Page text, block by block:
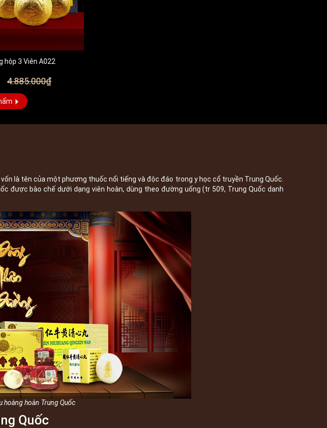
hộp 3 Viên A022
4.885.000₫
là tên của một phương thuốc nổi tiếng và độc đáo trong y học cổ truyền Trung Quốc.
được bào chế dưới dạng viên hoàn, dùng theo đường uống (tr 509, Trung Quốc danh
hoàng hoàn Trung Quốc
Quốc